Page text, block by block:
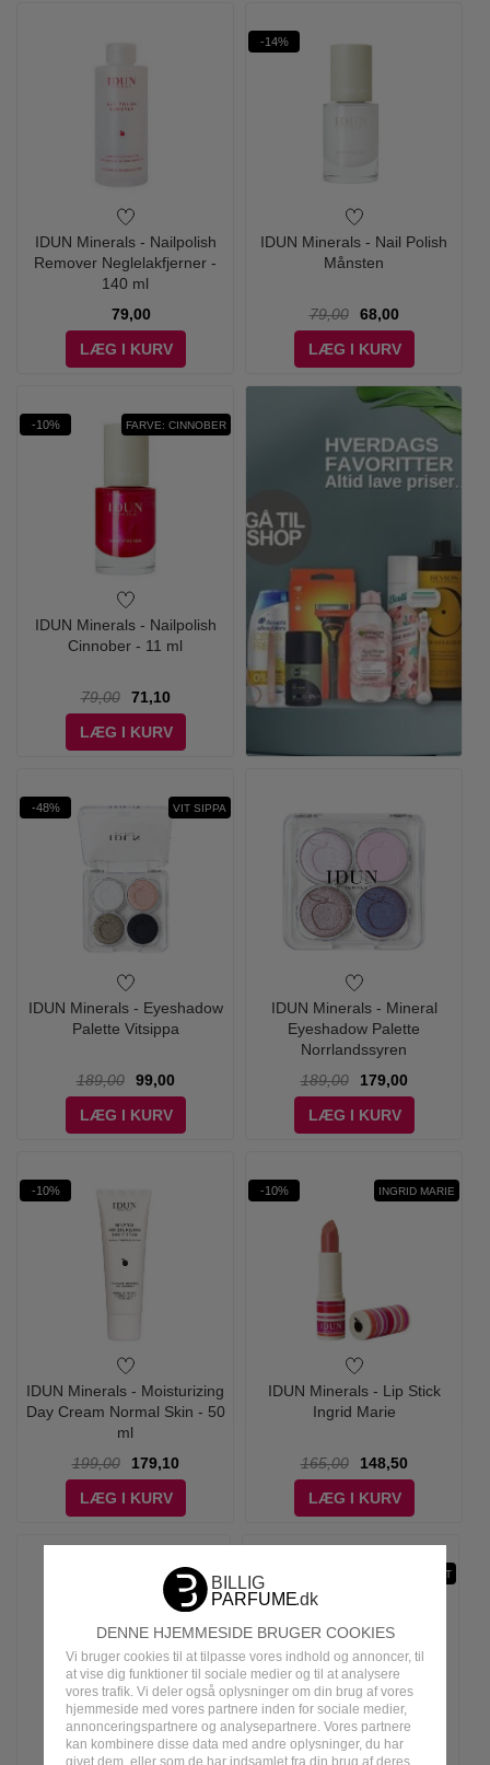
DENNE HJEMMESIDE BRUGER COOKIES
Vi bruger cookies til at tilpasse vores indhold og annoncer, til
at vise dig funktioner til sociale medier og til at analysere
vores trafik. Vi deler også oplysninger om din brug af vores
hjemmeside med vores partnere inden for sociale medier,
annonceringspartnere og analysepartnere. Vores partnere
kan kombinere disse data med andre oplysninger, du har
givet dem, eller som de har indsamlet fra din brug af deres
IDUN Minerals - Nailpolish
Remover Neglelakfjerner -
140 ml
79,00
LÆG I KURV
-14%
IDUN Minerals - Nail Polish
Månsten
79,00
68,00
LÆG I KURV
-10% FARVE: CINNOBER
IDUN Minerals - Nailpolish
Cinnober - 11 ml
79,00
71,10
LÆG I KURV
-48% VIT SIPPA
IDUN Minerals - Eyeshadow
Palette Vitsippa
189,00
99,00
LÆG I KURV
IDUN Minerals - Mineral
Eyeshadow Palette
Norrlandssyren
189,00
179,00
LÆG I KURV
-10%
IDUN Minerals - Moisturizing
Day Cream Normal Skin - 50
ml
199,00
179,10
LÆG I KURV
-10% INGRID MARIE
IDUN Minerals - Lip Stick
Ingrid Marie
165,00
148,50
LÆG I KURV
SAND -19% RODONIT